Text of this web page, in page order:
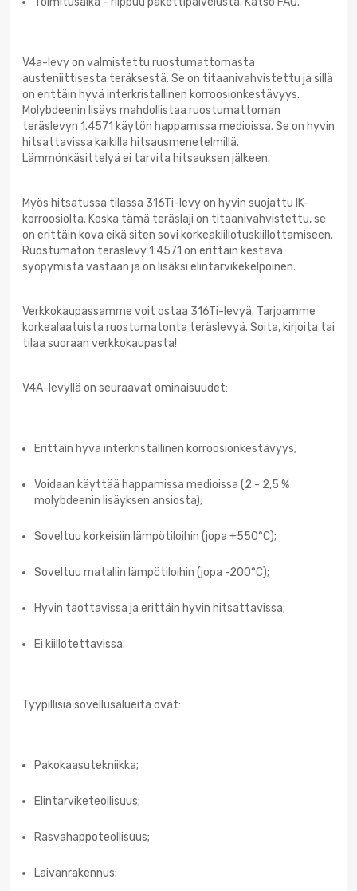
V4a-levy on valmistettu ruostumattomasta
austeniittisesta teräksestä. Se on titaanivahvistettu ja sillä
on erittäin hyvä interkristallinen korroosionkestävyys.
Molybdeenin lisäys mahdollistaa ruostumattoman
teräslevyn 1.4571 käytön happamissa medioissa. Se on hyvin
hitsattavissa kaikilla hitsausmenetelmillä.
Lämmönkäsittelyä ei tarvita hitsauksen jälkeen.
Myös hitsatussa tilassa 316Ti-levy on hyvin suojattu IK-
korroosiolta. Koska tämä teräslaji on titaanivahvistettu, se
on erittäin kova eikä siten sovi korkeakiillotuskiillottamiseen.
Ruostumaton teräslevy 1.4571 on erittäin kestävä
syöpymistä vastaan ja on lisäksi elintarvikekelpoinen.
Verkkokaupassamme voit ostaa 316Ti-levyä. Tarjoamme
korkealaatuista ruostumatonta teräslevyä. Soita, kirjoita tai
tilaa suoraan verkkokaupasta!
V4A-levyllä on seuraavat ominaisuudet:
Erittäin hyvä interkristallinen korroosionkestävyys;
Voidaan käyttää happamissa medioissa (2 - 2,5 %
molybdeenin lisäyksen ansiosta);
Soveltuu korkeisiin lämpötiloihin (jopa +550°C);
Soveltuu mataliin lämpötiloihin (jopa -200°C);
Hyvin taottavissa ja erittäin hyvin hitsattavissa;
Ei kiillotettavissa.
Tyypillisiä sovellusalueita ovat:
Pakokaasutekniikka;
Elintarviketeollisuus;
Rasvahappoteollisuus;
Laivanrakennus;